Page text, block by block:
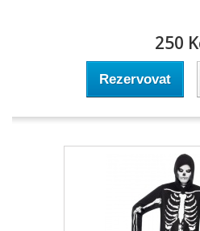
250
Rezervovat